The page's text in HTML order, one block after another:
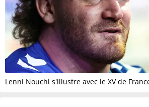
Lenni Nouchi s'illustre avec le XV de